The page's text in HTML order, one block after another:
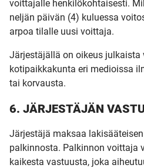
voittajalle henkilökohtaisesti.
neljän päivän (4) kuluessa
arpoa tilalle uusi voittaja.
Järjestäjällä on oikeus
kotipaikkakunta eri medioissa
tai korvausta.
6. JÄRJESTÄJÄN
Järjestäjä maksaa
palkinnosta. Palkinnon voittaja
kaikesta vastuusta, joka